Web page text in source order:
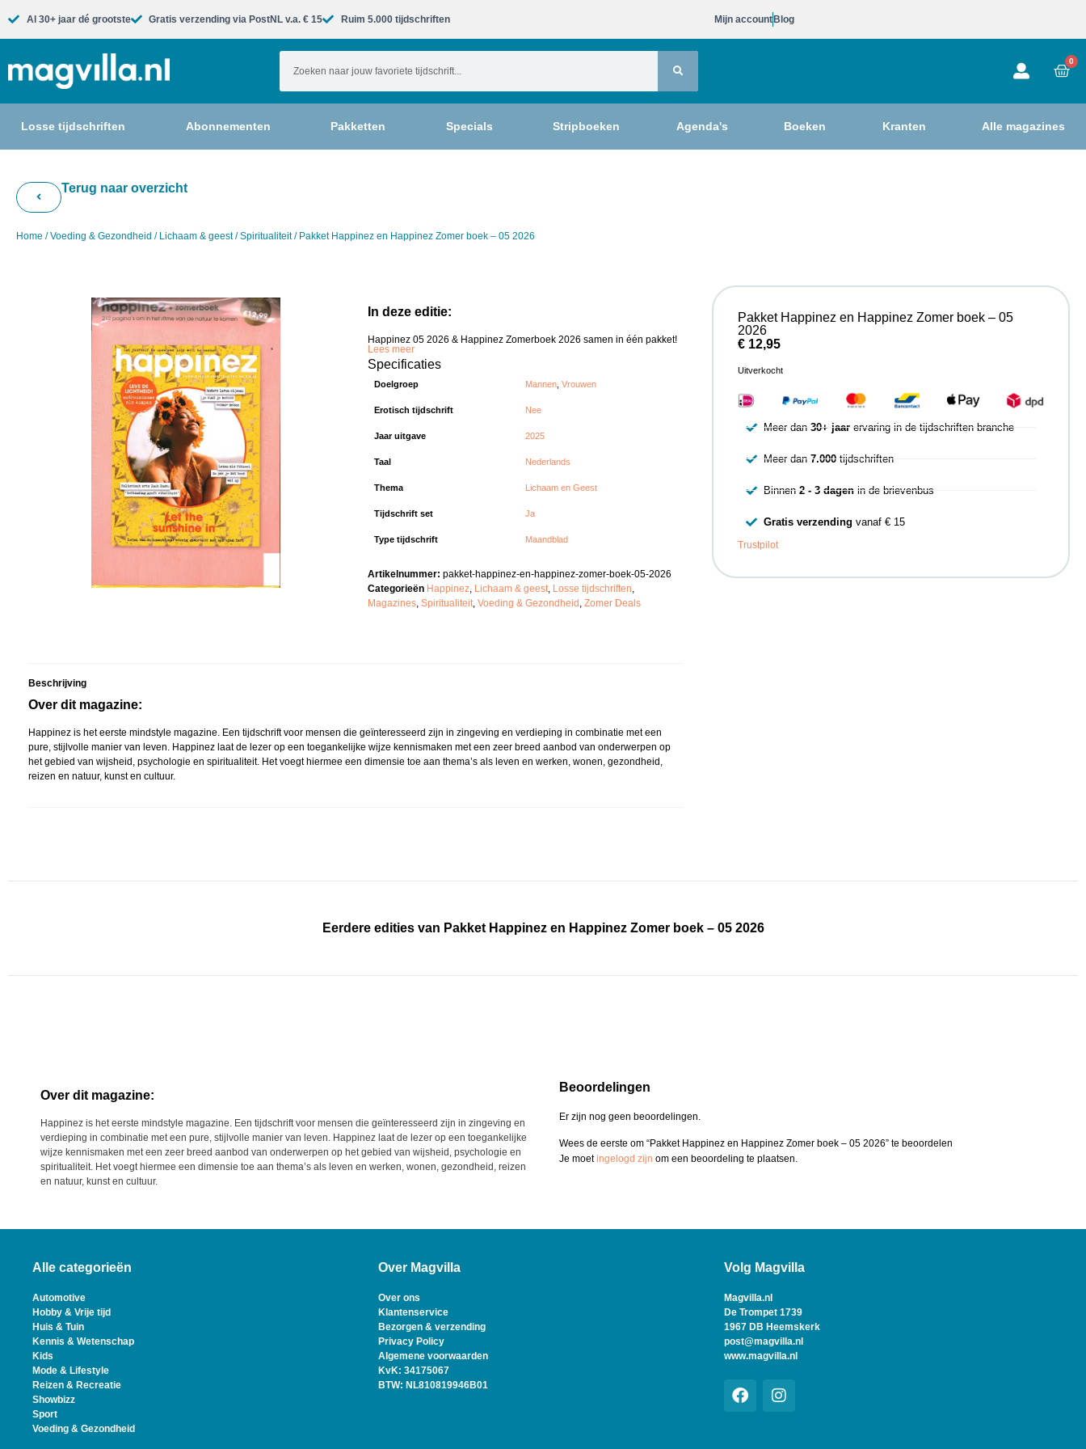
Al 30+ jaar dé grootste​ Gratis verzending via PostNL v.a. € 15 Ruim 5.000 tijdschriften​ Mijn account Blog
0
Losse tijdschriften Abonnementen Pakketten Specials Stripboeken Agenda's Boeken Kranten Alle magazines
Terug naar overzicht
Home /Voeding & Gezondheid / Lichaam & geest/Spiritualiteit/ Pakket Happinez en Happinez Zomer boek – 05 2026
In deze editie:
Happinez 05 2026 & Happinez Zomerboek 2026 samen in één pakket!
Lees meer
Specificaties
Doelgroep Mannen ,Vrouwen
Erotisch tijdschrift Nee
Jaar uitgave 2025
Taal Nederlands
Thema Lichaam en Geest
Tijdschrift set Ja
Type tijdschrift Maandblad
Artikelnummer:pakket-happinez-en-happinez-zomer-boek-05-2026
Categorieën Happinez, Lichaam & geest, Losse tijdschriften,
Magazines,Spiritualiteit,Voeding & Gezondheid,Zomer Deals
Beschrijving
Over dit magazine:
Happinez is het eerste mindstyle magazine. Een tijdschrift voor mensen die geïnteresseerd zijn in zingeving en verdieping in combinatie met een
pure, stijlvolle manier van leven. Happinez laat de lezer op een toegankelijke wijze kennismaken met een zeer breed aanbod van onderwerpen op
het gebied van wijsheid, psychologie en spiritualiteit. Het voegt hiermee een dimensie toe aan thema’s als leven en werken, wonen, gezondheid,
reizen en natuur, kunst en cultuur.
Pakket Happinez en Happinez Zomer boek – 05
2026
€12,95
Uitverkocht
Meer dan30+ jaar ervaring in de tijdschriften branche
Meer dan7.000 tijdschriften
Binnen2 - 3 dagen in de brievenbus
Gratis verzending vanaf € 15
Trustpilot
Eerdere edities van Pakket Happinez en Happinez Zomer boek – 05 2026
Over dit magazine:
Happinez is het eerste mindstyle magazine. Een tijdschrift voor mensen die geïnteresseerd zijn in zingeving en
verdieping in combinatie met een pure, stijlvolle manier van leven. Happinez laat de lezer op een toegankelijke
wijze kennismaken met een zeer breed aanbod van onderwerpen op het gebied van wijsheid, psychologie en
spiritualiteit. Het voegt hiermee een dimensie toe aan thema’s als leven en werken, wonen, gezondheid, reizen
en natuur, kunst en cultuur.
Beoordelingen
Er zijn nog geen beoordelingen.
Wees de eerste om “Pakket Happinez en Happinez Zomer boek – 05 2026” te beoordelen
Je moetingelogd zijn om een beoordeling te plaatsen.
Alle categorieën
Automotive
Hobby & Vrije tijd
Huis & Tuin
Kennis & Wetenschap
Kids
Mode & Lifestyle
Reizen & Recreatie
Showbizz
Sport
Voeding & Gezondheid
Over Magvilla
Over ons
Klantenservice
Bezorgen & verzending
Privacy Policy
Algemene voorwaarden
KvK: 34175067
BTW: NL810819946B01
Volg Magvilla
Magvilla.nl
De Trompet 1739
1967 DB Heemskerk
post@magvilla.nl
www.magvilla.nl